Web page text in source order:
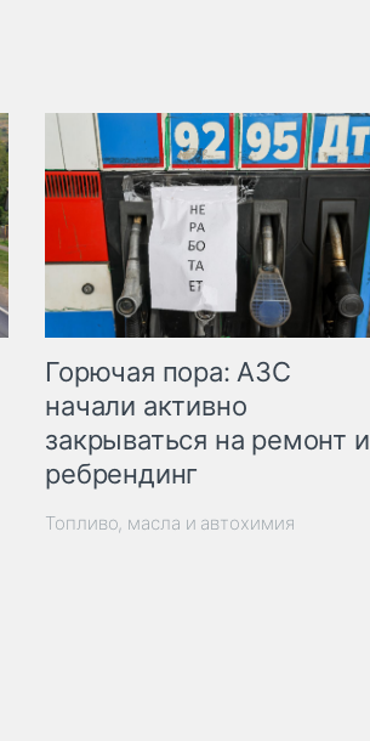
Горючая пора: АЗС
начали активно
закрываться на ремонт и
ребрендинг
Топливо, масла и автохимия